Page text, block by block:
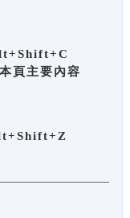
頁主要內容